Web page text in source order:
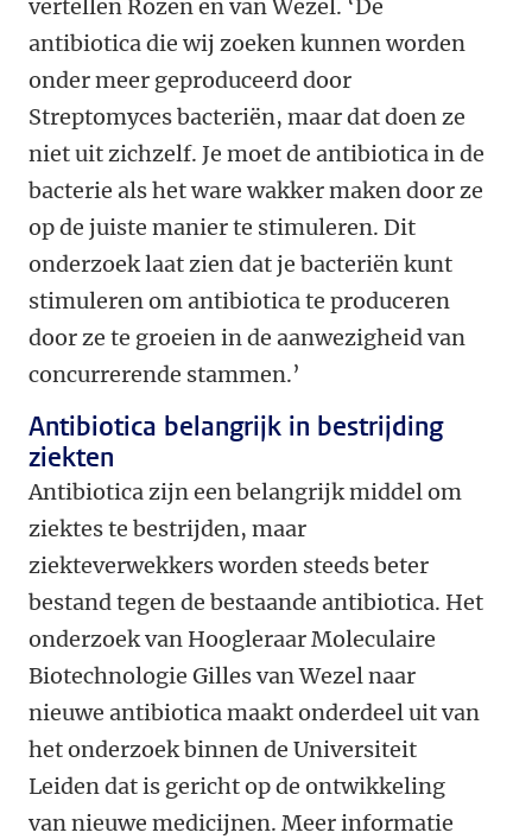
vertellen Rozen en van Wezel. ‘De
antibiotica die wij zoeken kunnen worden
onder meer geproduceerd door
Streptomyces bacteriën, maar dat doen ze
niet uit zichzelf. Je moet de antibiotica in de
bacterie als het ware wakker maken door ze
op de juiste manier te stimuleren. Dit
onderzoek laat zien dat je bacteriën kunt
stimuleren om antibiotica te produceren
door ze te groeien in de aanwezigheid van
concurrerende stammen.’
Antibiotica belangrijk in bestrijding
ziekten
Antibiotica zijn een belangrijk middel om
ziektes te bestrijden, maar
ziekteverwekkers worden steeds beter
bestand tegen de bestaande antibiotica. Het
onderzoek van Hoogleraar Moleculaire
Biotechnologie Gilles van Wezel naar
nieuwe antibiotica maakt onderdeel uit van
het onderzoek binnen de Universiteit
Leiden dat is gericht op de ontwikkeling
van nieuwe medicijnen. Meer informatie